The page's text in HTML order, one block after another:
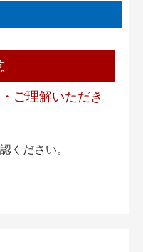
ご理解いただき
ください。